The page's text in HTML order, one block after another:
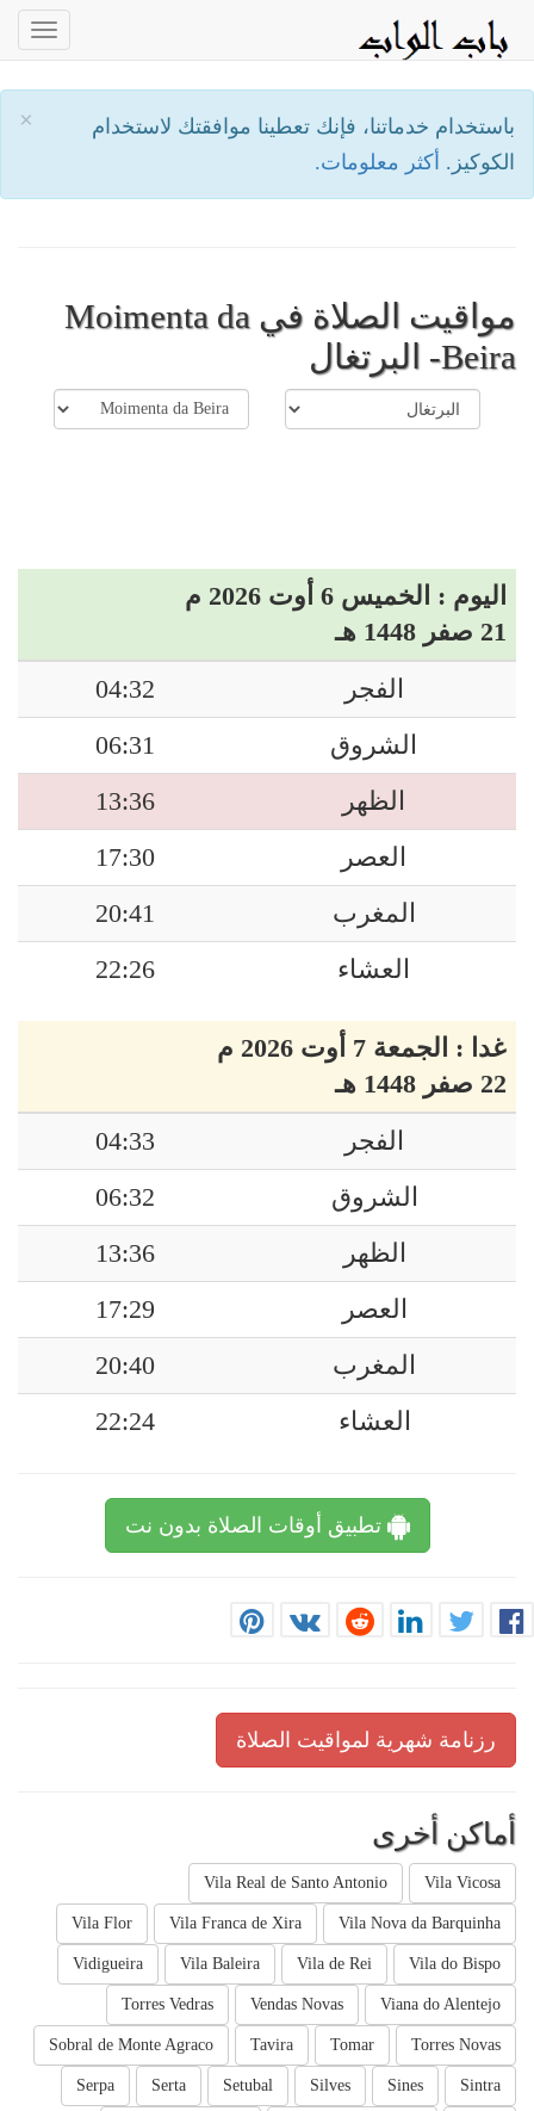
×
باستخدام خدماتنا، فإنك تعطينا موافقتك لاستخدام
الكوكيز. أكثر معلومات.
مواقيت الصلاة في Moimenta da
Beira- البرتغال
اليوم : الخميس 6 أوت 2026 م
21 صفر 1448 هـ
الفجر
04:32
الشروق
06:31
الظهر
13:36
العصر
17:30
المغرب
20:41
العشاء
22:26
غدا : الجمعة 7 أوت 2026 م
22 صفر 1448 هـ
الفجر
04:33
الشروق
06:32
الظهر
13:36
العصر
17:29
المغرب
20:40
العشاء
22:24
تطبيق أوقات الصلاة بدون نت
رزنامة شهرية لمواقيت الصلاة
أماكن أخرى
Vila Vicosa
Vila Real de Santo Antonio
Vila Nova da Barquinha
Vila Franca de Xira
Vila Flor
Vila do Bispo
Vila de Rei
Vila Baleira
Vidigueira
Viana do Alentejo
Vendas Novas
Torres Vedras
Torres Novas
Tomar
Tavira
Sobral de Monte Agraco
Sintra
Sines
Silves
Setubal
Serta
Serpa